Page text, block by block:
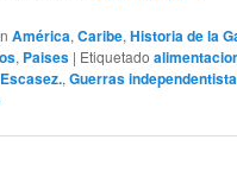
América,Caribe,Historia de la
, Paises | Etiquetado
Escasez.,Guerras